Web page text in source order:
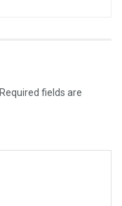
Required fields are